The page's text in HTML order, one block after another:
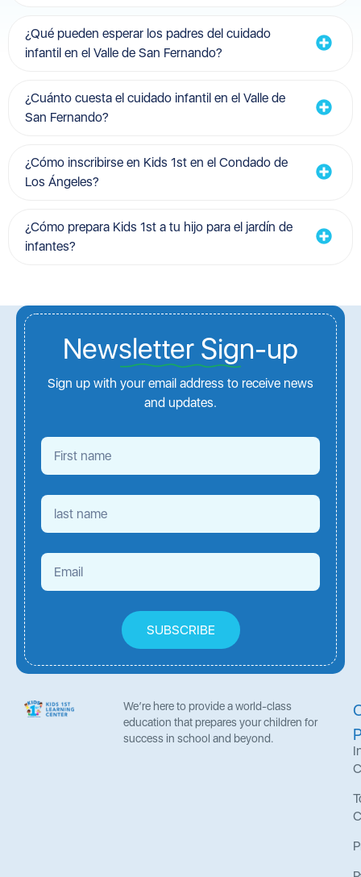
¿Qué pueden esperar los padres del cuidado
infantil en el Valle de San Fernando?
¿Cuánto cuesta el cuidado infantil en el Valle de
San Fernando?
¿Cómo inscribirse en Kids 1st en el Condado de
Los Ángeles?
¿Cómo prepara Kids 1st a tu hijo para el jardín de
infantes?
Newsletter Sign-up
Sign up with your email address to receive news
and updates.
SUBSCRIBE
We’re here to provide a world-class
education that prepares your children for
success in school and beyond.